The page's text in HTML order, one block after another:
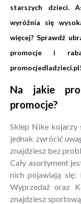
starszych dzieci.
wyróżnia się
więcej? Sprawdź
promocje i
promocjedladzieci.pl!
Na jakie
promocje?
Sklep Nike kojarzy
jednak zwrócić
znajdziesz bez
Cały asortyment
nich pojawiają się:
Wyprzedaż oraz
znajdziesz